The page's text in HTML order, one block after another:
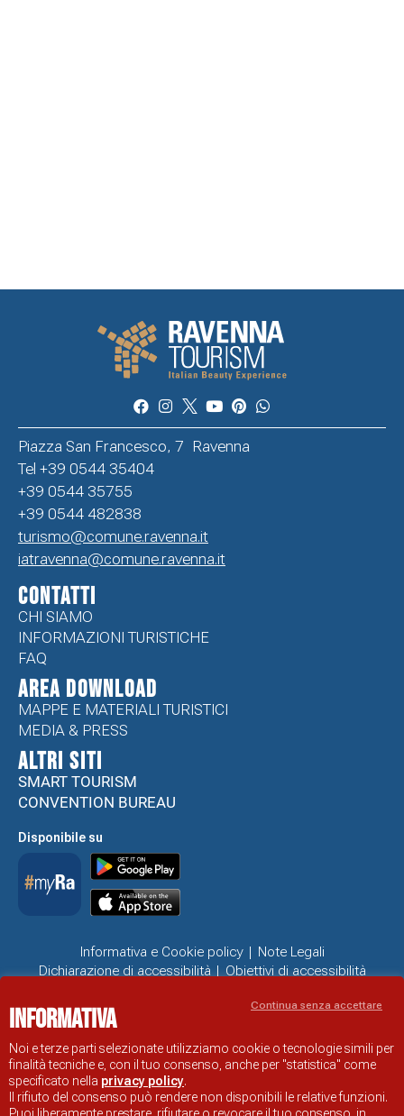
Piazza San Francesco, 7 Ravenna
Tel +39 0544 35404
+39 0544 35755
+39 0544 482838
turismo@comune.ravenna.it
iatravenna@comune.ravenna.it
CONTATTI
CHI SIAMO
INFORMAZIONI TURISTICHE
FAQ
Area Download
MAPPE E MATERIALI TURISTICI
MEDIA & PRESS
ALTRI SITI
SMART TOURISM
CONVENTION BUREAU
Disponibile su
Informativa e Cookie policy
Note Legali
Dichiarazione di accessibilità
Obiettivi di accessibilità
SITO UFFICIALE DI INFORMAZIONE TURISTICA DI RAVENNA
Informativa
Noi e terze parti selezionate utilizziamo cookie o tecnologie simili per
finalità tecniche e, con il tuo consenso, anche per "statistica" come
specificato nella privacy policy.
Il rifiuto del consenso può rendere non disponibili le relative funzioni.
Continua senza accettare